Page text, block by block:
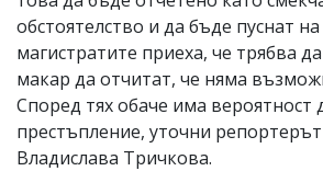
обстоятелство и да бъде пуснат
магистратите приеха, че трябва
макар да отчитат, че няма
Според тях обаче има вероятност
престъпление, уточни
Владислава Тричкова.